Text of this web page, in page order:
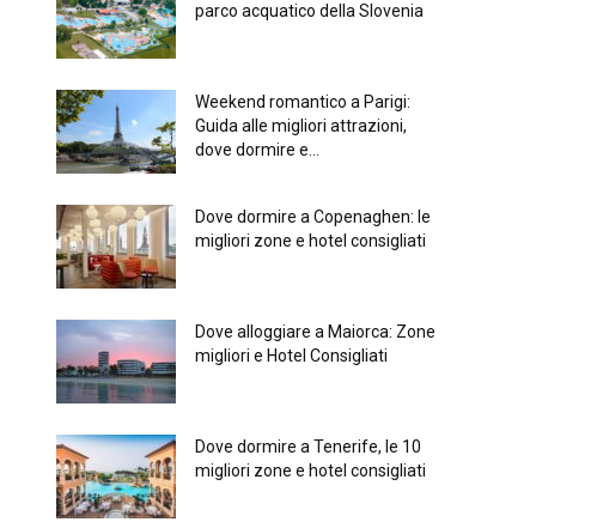
parco acquatico della Slovenia
Weekend romantico a Parigi:
Guida alle migliori attrazioni,
dove dormire e...
Dove dormire a Copenaghen: le
migliori zone e hotel consigliati
Dove alloggiare a Maiorca: Zone
migliori e Hotel Consigliati
Dove dormire a Tenerife, le 10
migliori zone e hotel consigliati